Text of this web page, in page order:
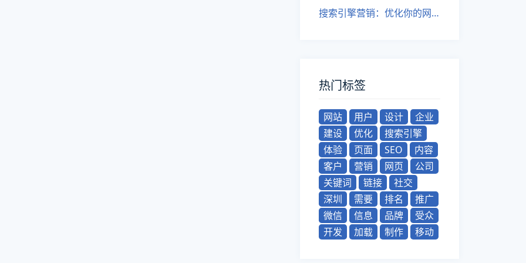
搜索引擎营销：优化你的网站，获得更多流量！
热门标签
网站 用户 设计
企业
建设
优化
搜索引擎
体验
页面 SEO
内容
客户
营销 网页
公司
关键词
链接
社交
深圳
需要 排名
推广
微信
信息 品牌
受众
开发
加载 制作 移动